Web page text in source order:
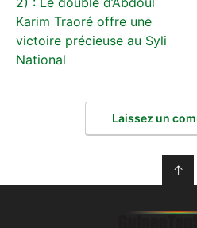
Karim Traoré offre une
victoire précieuse au Syli
National
Laissez un
↑